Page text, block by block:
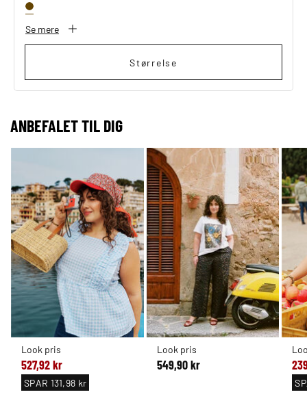
Se mere
Størrelse
ANBEFALET TIL DIG
Look pris
527,92 kr
SPAR 131,98 kr
Look pris
549,90 kr